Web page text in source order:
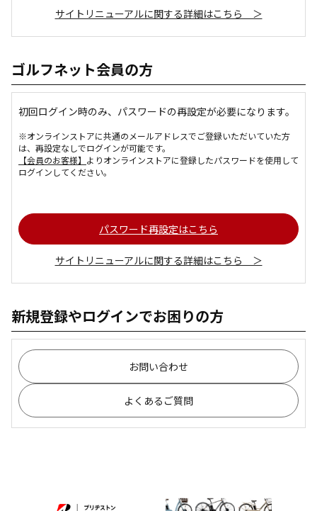
サイトリニューアルに関する詳細はこちら ＞
ゴルフネット会員の方
初回ログイン時のみ、パスワードの再設定が必要になります。
※オンラインストアに共通のメールアドレスでご登録いただいていた方
は、再設定なしでログインが可能です。
【会員のお客様】 よりオンラインストアに登録したパスワードを使用して
ログインしてください。
パスワード再設定はこちら
サイトリニューアルに関する詳細はこちら ＞
新規登録やログインでお困りの方
お問い合わせ
よくあるご質問